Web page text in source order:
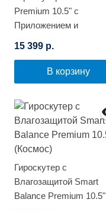
Premium 10.5" с
Приложением и
(Цветной огонь)
15 399 р.
В корзину
Гироскутер с
Влагозащитой Smart
Balance Premium 10.5"